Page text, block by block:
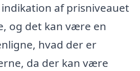
af prisniveauet
og det kan være en
hvad der er
da der kan være